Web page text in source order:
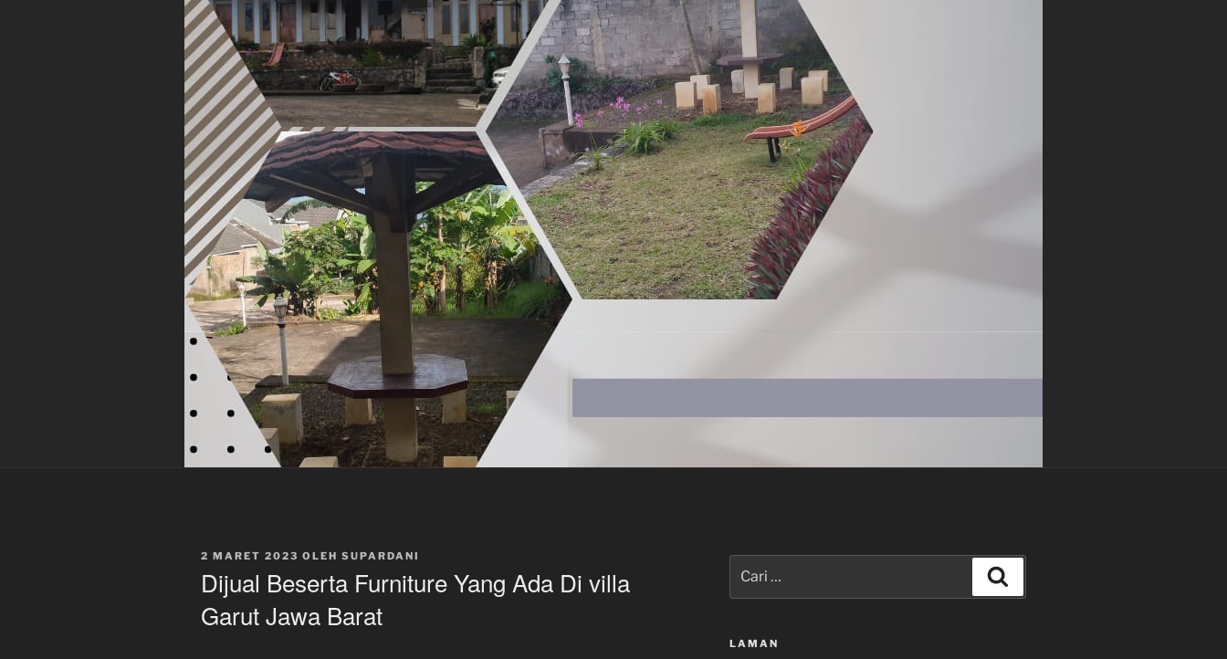
DIPOSKAN
2 MARET 2023 OLEH SUPARDANI
Dijual Beserta Furniture Yang Ada Di villa
Garut Jawa Barat
untuk:
LAMAN